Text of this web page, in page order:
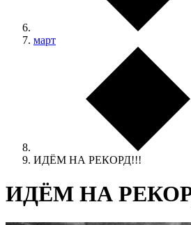
март
ИДЁМ НА РЕКОРД!!!
ИДЁМ НА